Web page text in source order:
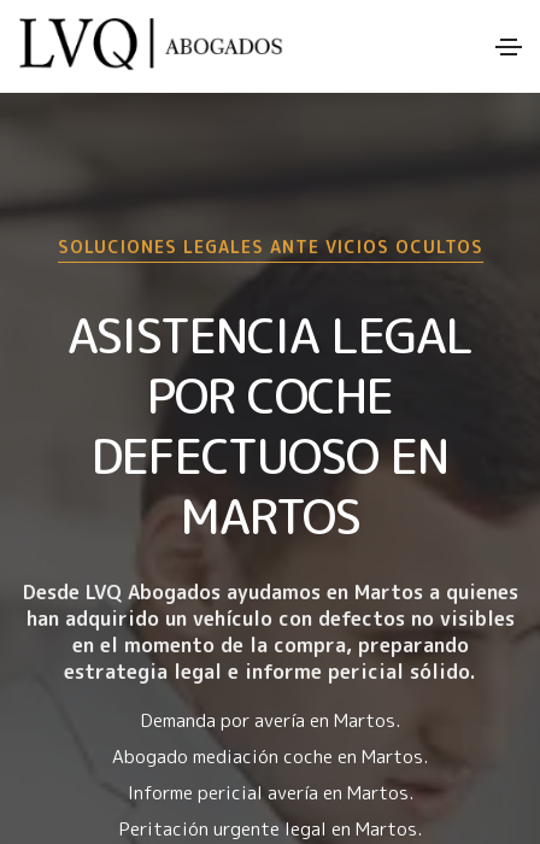
SOLUCIONES LEGALES ANTE VICIOS OCULTOS
ASISTENCIA LEGAL
POR COCHE
DEFECTUOSO EN
MARTOS
Desde LVQ Abogados ayudamos en Martos a quienes
han adquirido un vehículo con defectos no visibles
en el momento de la compra, preparando
estrategia legal e informe pericial sólido.
Demanda por avería en Martos.
Abogado mediación coche en Martos.
Informe pericial avería en Martos.
Peritación urgente legal en Martos.